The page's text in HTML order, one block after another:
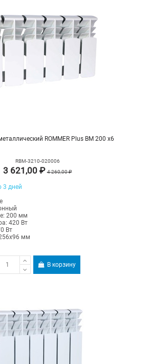
ROMMER Plus BM 200 х6
RBM-3210-020006
3 621,00 ₽4 260,00 ₽
3 дней
200 мм
420 Вт
Вт
мм
В корзину